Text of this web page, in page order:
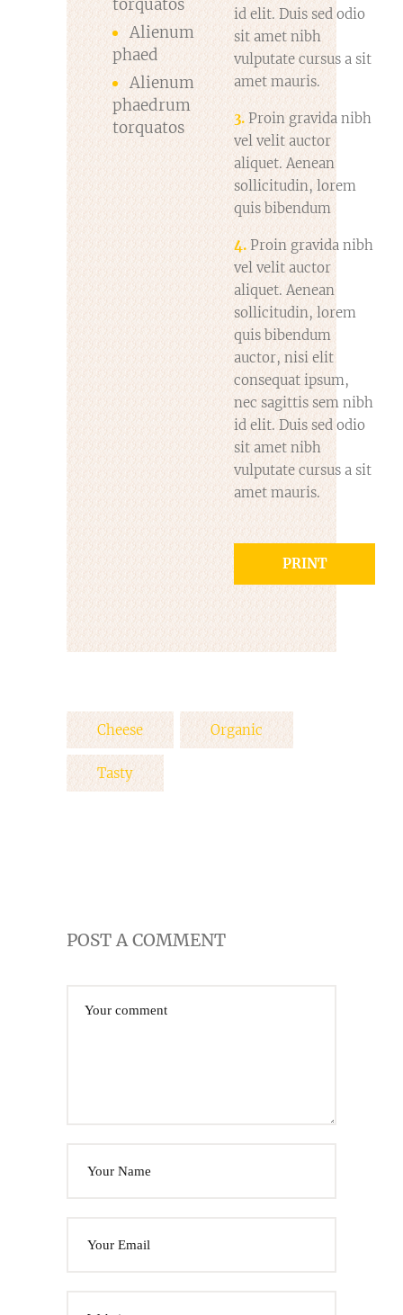
torquatos
Alienum
phaed
Alienum
phaedrum
torquatos
id elit. Duis sed odio
sit amet nibh
vulputate cursus a sit
amet mauris.
3. Proin gravida nibh
vel velit auctor
aliquet. Aenean
sollicitudin, lorem
quis bibendum
4.Proin gravida nibh
vel velit auctor
aliquet. Aenean
sollicitudin, lorem
quis bibendum
auctor, nisi elit
consequat ipsum,
nec sagittis sem nibh
id elit. Duis sed odio
sit amet nibh
vulputate cursus a sit
amet mauris.
PRINT
Cheese Organic
Tasty
POST A COMMENT